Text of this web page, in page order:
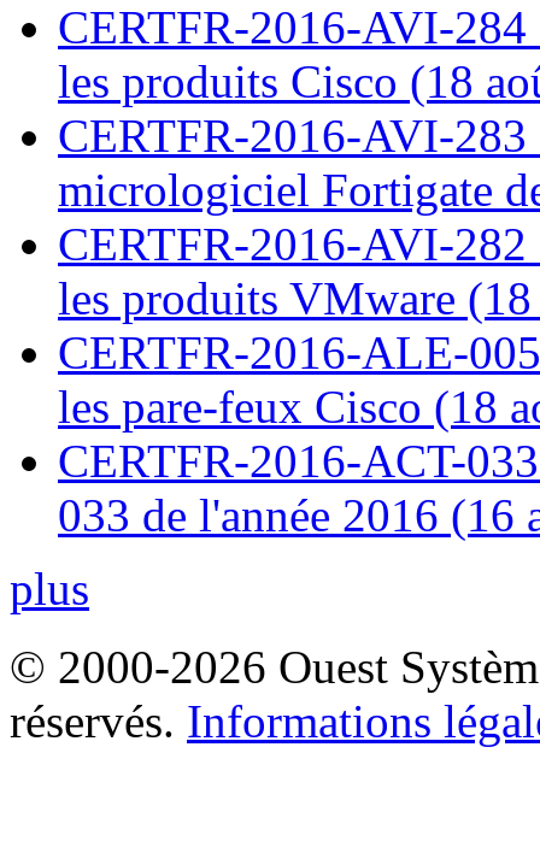
CERTFR-2016-AVI-
les produits Cisco (18
CERTFR-2016-AVI-
micrologiciel Fortigate
CERTFR-2016-AVI-
les produits VMware
CERTFR-2016-ALE-
les pare-feux Cisco (18
CERTFR-2016-ACT-
033 de l'année 2016 (16
plus
© 2000-2026 Ouest
réservés. Informations